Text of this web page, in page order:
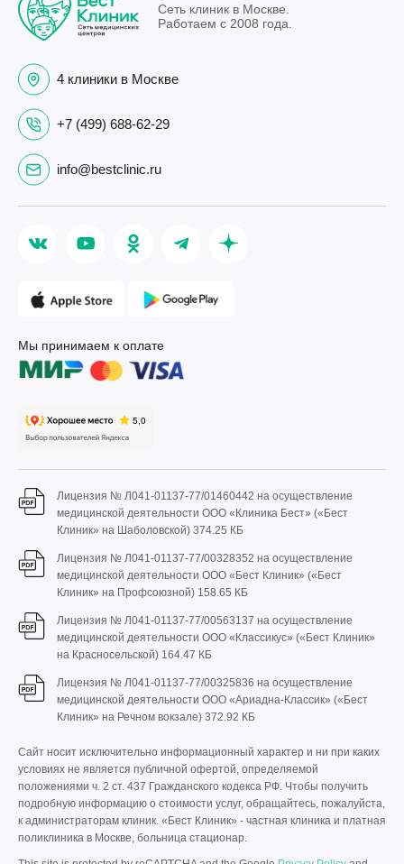
Сеть клиник в Москве.
Работаем с 2008 года.
4 клиники в Москве
+7 (499) 688-62-29
info@bestclinic.ru
Мы принимаем к оплате
Лицензия № Л041-01137-77/01460442 на осуществление
медицинской деятельности ООО «Клиника Бест» («Бест
Клиник» на Шаболовской) 374.25 КБ
Лицензия № Л041-01137-77/00328352 на осуществление
медицинской деятельности ООО «Бест Клиник» («Бест
Клиник» на Профсоюзной) 158.65 КБ
Лицензия № Л041-01137-77/00563137 на осуществление
медицинской деятельности ООО «Классикус» («Бест Клиник»
на Красносельской) 164.47 КБ
Лицензия № Л041-01137-77/00325836 на осуществление
медицинской деятельности ООО «Ариадна-Классик» («Бест
Клиник» на Речном вокзале) 372.92 КБ
Сайт носит исключительно информационный характер и ни при каких
условиях не является публичной офертой, определяемой
положениями ч. 2 ст. 437 Гражданского кодекса РФ. Чтобы получить
подробную информацию о стоимости услуг, обращайтесь, пожалуйста,
к администраторам клиник. «Бест Клиник» - частная клиника и платная
поликлиника в Москве, больница стационар.